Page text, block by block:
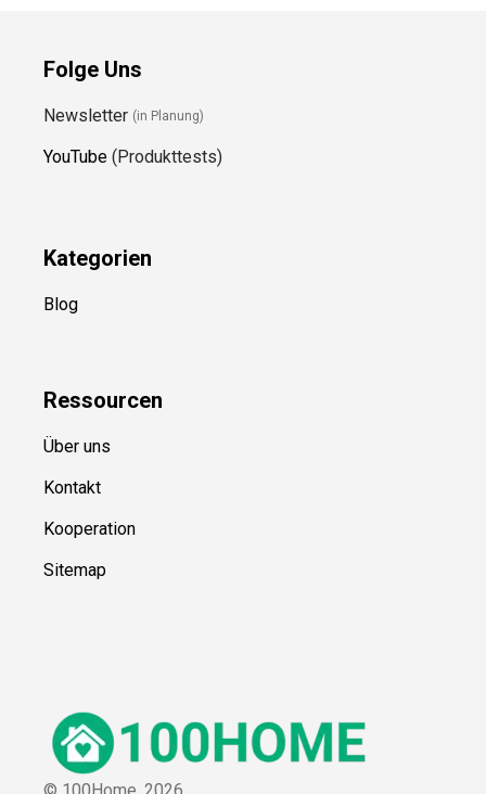
Folge Uns
Newsletter (in Planung)
YouTube (Produkttests)
Kategorien
Blog
Ressourcen
Über uns
Kontakt
Kooperation
Sitemap
© 100Home, 2026